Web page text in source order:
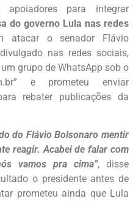
para integrar
do governo Lula nas redes
atacar o senador Flávio
nas redes sociais,
grupo de WhatsApp sob o
e prometeu enviar
rebater publicações da
do Flávio Bolsonaro mentir
reagir. Acabei de falar com
vamos pra cima”, disse
o presidente antes de
prometeu ainda que Lula